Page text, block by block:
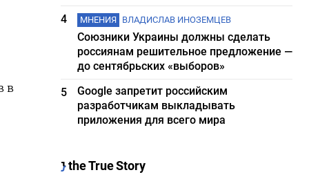
в
4
МНЕНИЯ ВЛАДИСЛАВ ИНОЗЕМЦЕВ
Союзники Украины должны сделать
россиянам решительное предложение —
до сентябрьских «выборов»
5
Google запретит российским
разработчикам выкладывать
приложения для всего мира